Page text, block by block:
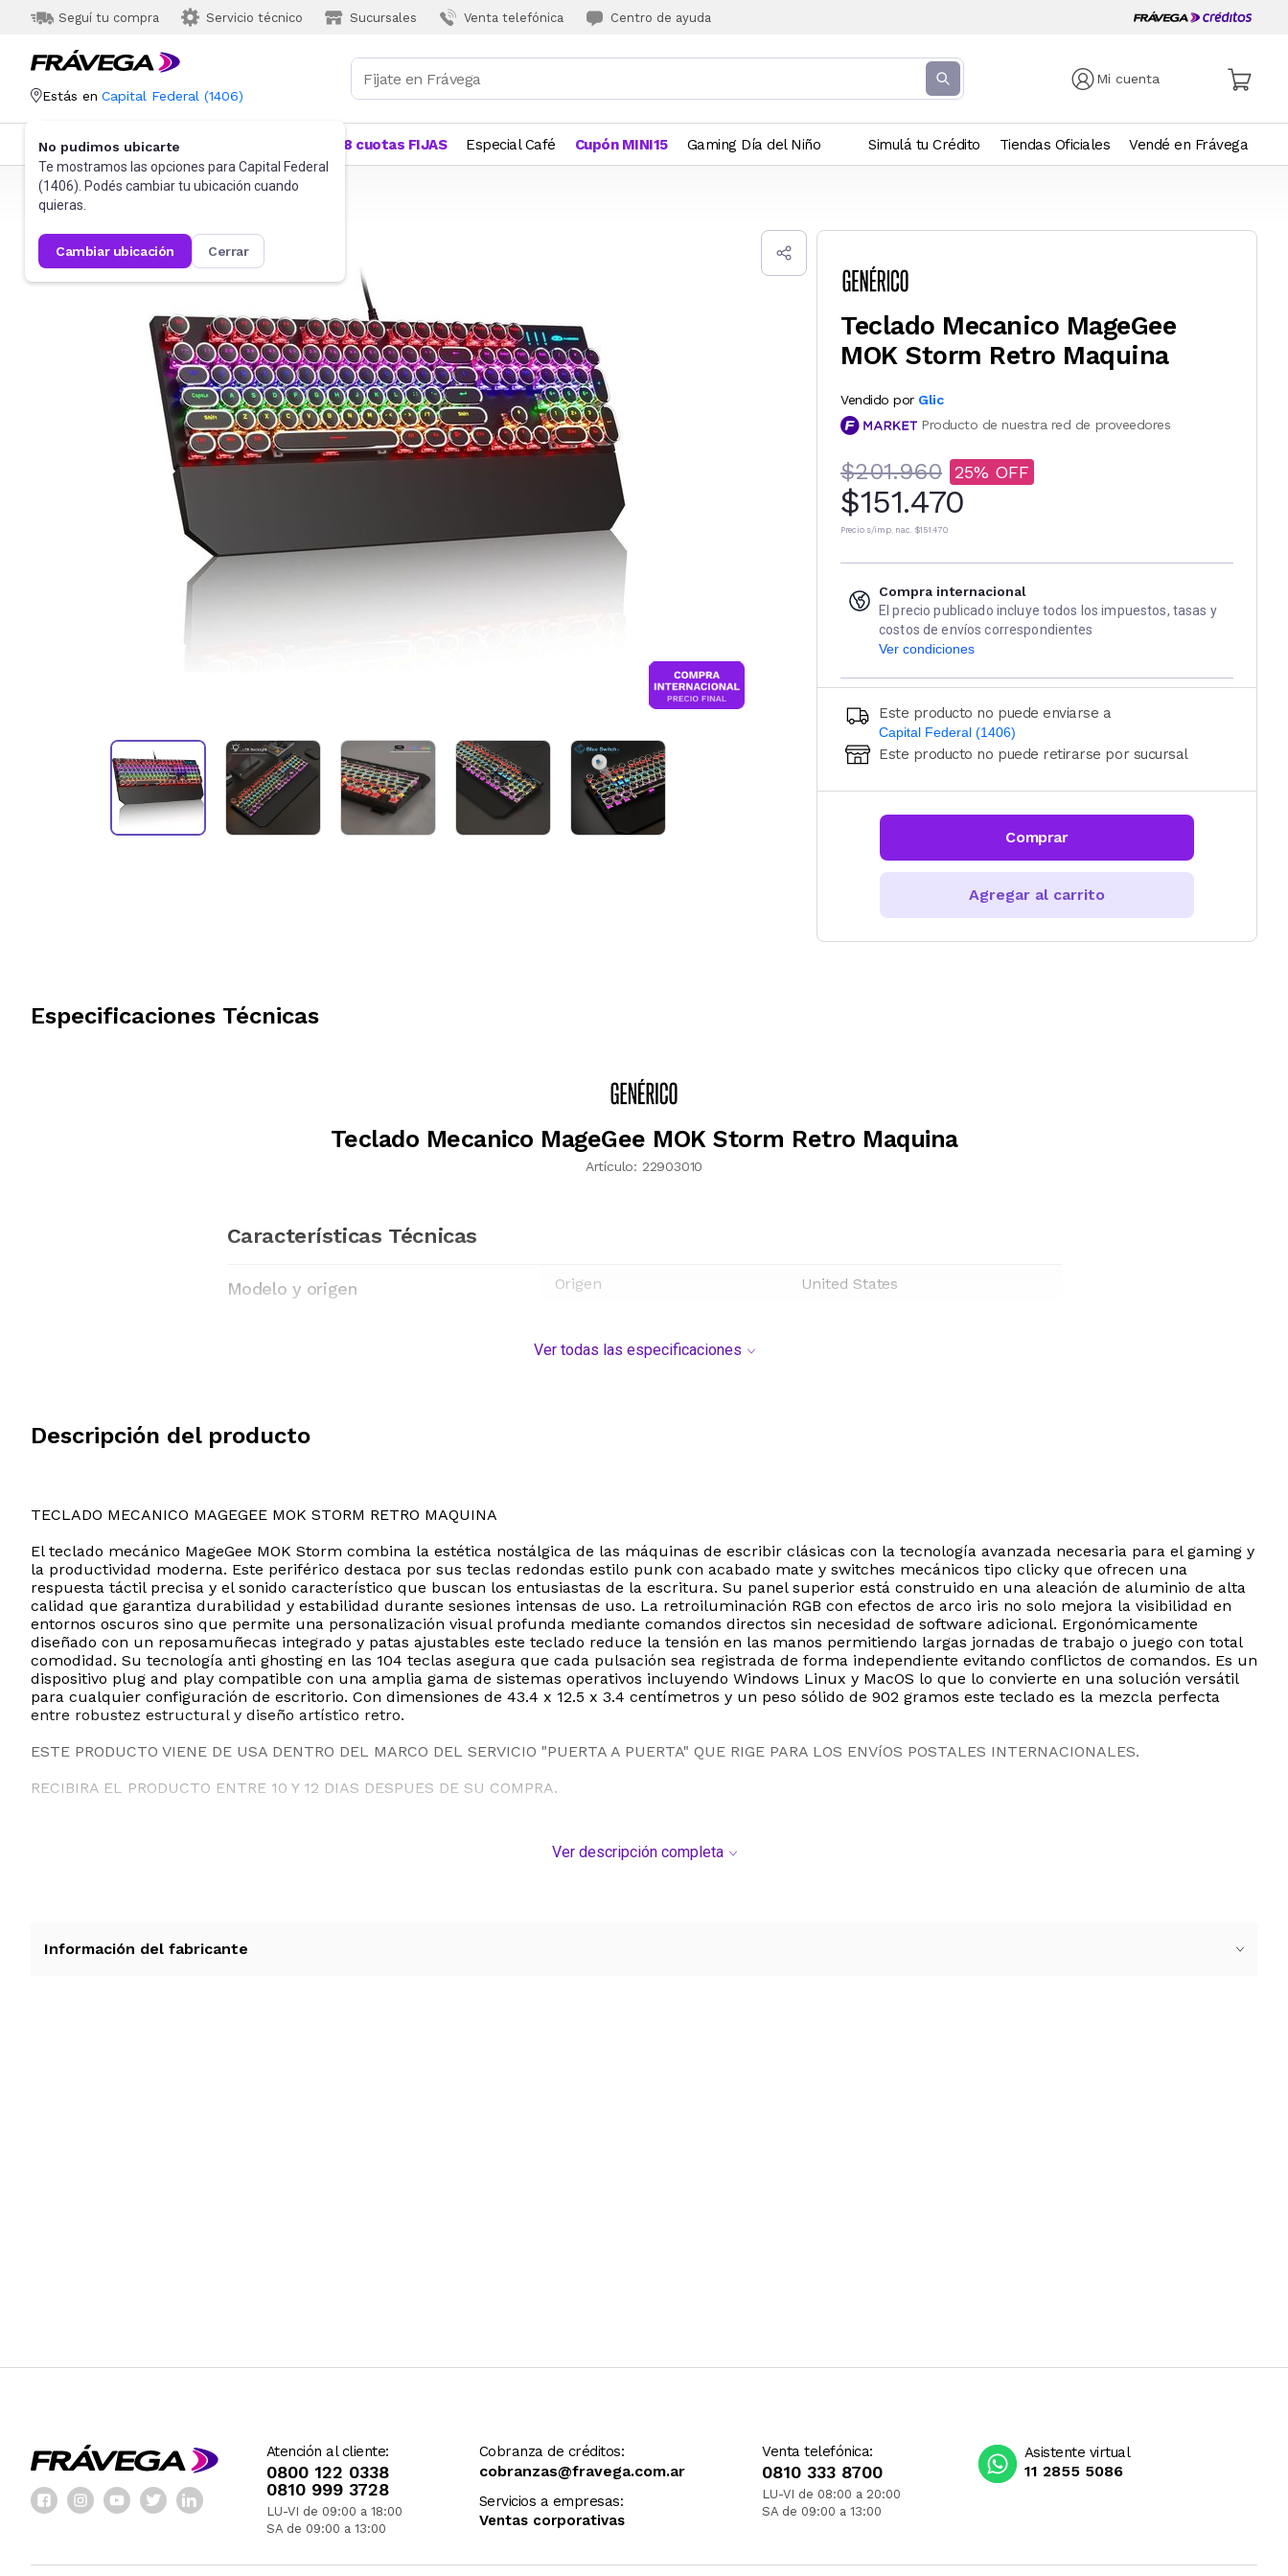
Seguí tu compra Servicio técnico Sucursales Venta telefónica Centro de ayuda
Mi cuenta
Estás en Capital Federal (1406)
No pudimos ubicarte
Te mostramos las opciones para Capital Federal
(1406). Podés cambiar tu ubicación cuando
quieras.
cambiar ubicación cerrar
Categorías Más Vendidos 18 cuotas FIJAS Especial Café Cupón MINI15 Gaming Día del Niño Simulá tu Crédito Tiendas Oficiales Vendé en Frávega
Frávega Informática Gaming PC Teclados
Teclado Mecanico MageGee
MOK Storm Retro Maquina
Vendido por Glic
Producto de nuestra red de proveedores
$201.960 25
$151.470
Precio s/imp. nac. $151.470
Compra internacional
El precio publicado incluye todos los impuestos, tasas y
costos de envíos correspondientes
Ver condiciones
Este producto no puede enviarse a
Capital Federal (1406)
Ingresá código postal (sólo números)
CALCULAR
Este producto no puede retirarse por sucursal
Comprar
Agregar al carrito
Especificaciones Técnicas
Teclado Mecanico MageGee MOK Storm Retro Maquina
Artículo: 22903010
Características Técnicas
Modelo y origen Origen United States
Ver todas las especificaciones
Descripción del producto
TECLADO MECANICO MAGEGEE MOK STORM RETRO MAQUINA
El teclado mecánico MageGee MOK Storm combina la estética nostálgica de las máquinas de escribir clásicas con la tecnología avanzada necesaria para el gaming y
la productividad moderna. Este periférico destaca por sus teclas redondas estilo punk con acabado mate y switches mecánicos tipo clicky que ofrecen una
respuesta táctil precisa y el sonido característico que buscan los entusiastas de la escritura. Su panel superior está construido en una aleación de aluminio de alta
calidad que garantiza durabilidad y estabilidad durante sesiones intensas de uso. La retroiluminación RGB con efectos de arco iris no solo mejora la visibilidad en
entornos oscuros sino que permite una personalización visual profunda mediante comandos directos sin necesidad de software adicional. Ergonómicamente
diseñado con un reposamuñecas integrado y patas ajustables este teclado reduce la tensión en las manos permitiendo largas jornadas de trabajo o juego con total
comodidad. Su tecnología anti ghosting en las 104 teclas asegura que cada pulsación sea registrada de forma independiente evitando conflictos de comandos. Es un
dispositivo plug and play compatible con una amplia gama de sistemas operativos incluyendo Windows Linux y MacOS lo que lo convierte en una solución versátil
para cualquier configuración de escritorio. Con dimensiones de 43.4 x 12.5 x 3.4 centímetros y un peso sólido de 902 gramos este teclado es la mezcla perfecta
entre robustez estructural y diseño artístico retro.
ESTE PRODUCTO VIENE DE USA DENTRO DEL MARCO DEL SERVICIO "PUERTA A PUERTA" QUE RIGE PARA LOS ENVíOS POSTALES INTERNACIONALES.
RECIBIRA EL PRODUCTO ENTRE 10 Y 12 DIAS DESPUES DE SU COMPRA.
Ver descripción completa
Información del fabricante
Atención al cliente:
0800 122 0338
0810 999 3728
LU-VI de 09:00 a 18:00
SA de 09:00 a 13:00
Cobranza de créditos:
cobranzas@fravega.com.ar
Servicios a empresas:
Ventas corporativas
Venta telefónica:
0810 333 8700
LU-VI de 08:00 a 20:00
SA de 09:00 a 13:00
Asistente virtual
11 2855 5086